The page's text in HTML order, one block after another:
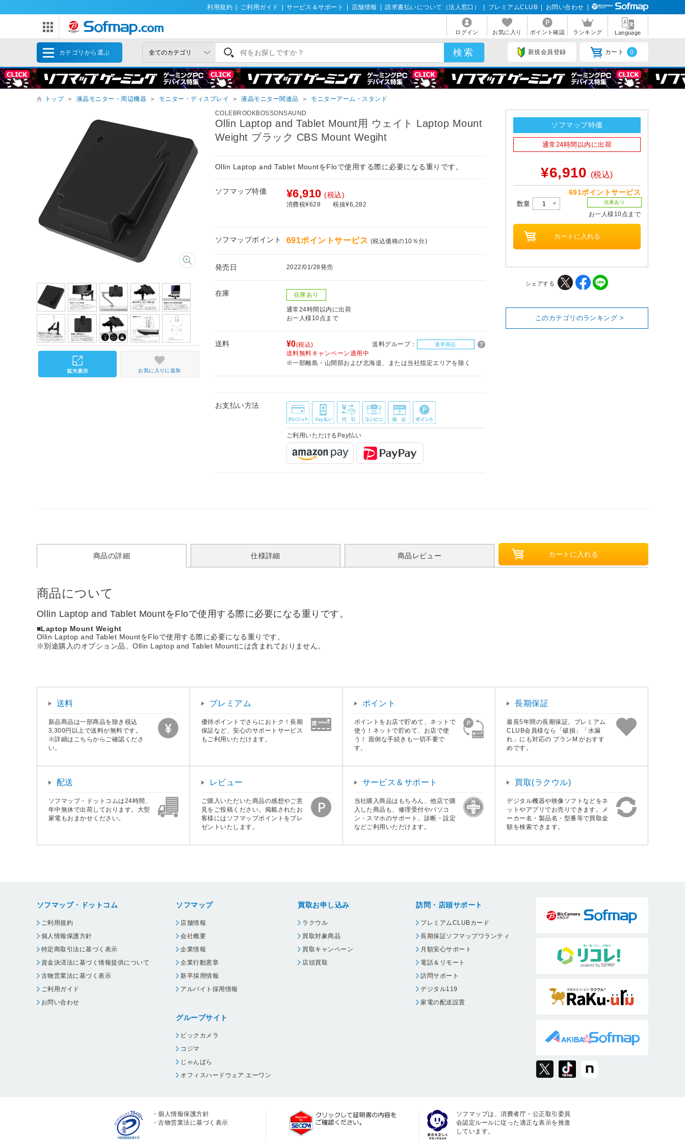
利用規約 ご利用ガイド サービス＆サポート 店舗情報 請求書払いについて（法人窓口） プレミアムCLUB お問い合わせ
ログイン お気に入り ポイント確認 ランキング Language
カテゴリから選ぶ 新規会員登録 カート 0
トップ ＞ 液晶モニター・周辺機器 ＞ モニター・ディスプレイ ＞ 液晶モニター関連品 ＞
モニターアーム・スタンド
COLEBROOKBOSSONSAUND
Ollin Laptop and Tablet Mount用 ウェイト Laptop Mount
Weight ブラック CBS Mount Wegiht
Ollin Laptop and Tablet MountをFloで使用する際に必要になる重りです。
ソフマップ特価 ¥6,910 (税込)
消費税¥628 税抜¥6,282
ソフマップポイント 691ポイントサービス (税込価格の10％分)
発売日 2022/01/28発売
在庫 在庫あり
通常24時間以内に出荷
お一人様10点まで
送料 ¥0(税込) 送料グループ： 通常商品
送料無料キャンペーン適用中
※一部離島・山間部および北海道、または当社指定エリアを除く
お支払い方法
ご利用いただけるPay払い
お気に入りに追加
ソフマップ特価
通常24時間以内に出荷
¥6,910 (税込)
691ポイントサービス
数量 在庫あり
お一人様10点まで
シェアする
このカテゴリのランキング >
商品の詳細 仕様詳細 商品レビュー
商品について
Ollin Laptop and Tablet MountをFloで使用する際に必要になる重りです。
■Laptop Mount Weight
Ollin Laptop and Tablet MountをFloで使用する際に必要になる重りです。
※別途購入のオプション品。Ollin Laptop and Tablet Mountには含まれておりません。
送料
新品商品は一部商品を除き税込
3,300円以上で送料が無料です。
※詳細はこちらからご確認くださ
い。
プレミアム
優待ポイントでさらにおトク！長期
保証など、安心のサポートサービス
もご利用いただけます。
ポイント
ポイントをお店で貯めて、ネットで
使う！ネットで貯めて、お店で使
う！ 面倒な手続きも一切不要で
す。
長期保証
最長5年間の長期保証。プレミアム
CLUB会員様なら「破損」「水漏
れ」にも対応の プランM がおすす
めです。
配送
ソフマップ・ドットコムは24時間、
年中無休で出荷しております。大型
家電もおまかせください。
レビュー
ご購入いただいた商品の感想やご意
見をご投稿ください。掲載されたお
客様にはソフマップポイントをプレ
ゼントいたします。
サービス＆サポート
当社購入商品はもちろん、他店で購
入した商品も、修理受付やパソコ
ン・スマホのサポート、診断・設定
などご利用いただけます。
買取(ラクウル)
デジタル機器や映像ソフトなどをネ
ットやアプリでお売りできます。メ
ーカー名・製品名・型番等で買取金
額を検索できます。
ソフマップ・ドットコム
ご利用規約
個人情報保護方針
特定商取引法に基づく表示
資金決済法に基づく情報提供について
古物営業法に基づく表示
ご利用ガイド
お問い合わせ
ソフマップ
店舗情報
会社概要
企業情報
企業行動憲章
新卒採用情報
アルバイト採用情報
グループサイト
ビックカメラ
コジマ
じゃんぱら
オフィスハードウェア エーワン
買取お申し込み
ラクウル
買取対象商品
買取キャンペーン
店頭買取
訪問・店頭サポート
プレミアムCLUBカード
長期保証ソフマップワランティ
月額安心サポート
電話＆リモート
訪問サポート
デジタル119
家電の配送設置
・個人情報保護方針
・古物営業法に基づく表示
ソフマップは、消費者庁・公正取引委員
会認定ルールに従った適正な表示を推進
しています。